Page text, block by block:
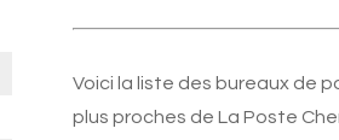
Voici la liste des bureaux de
plus proches de La Poste